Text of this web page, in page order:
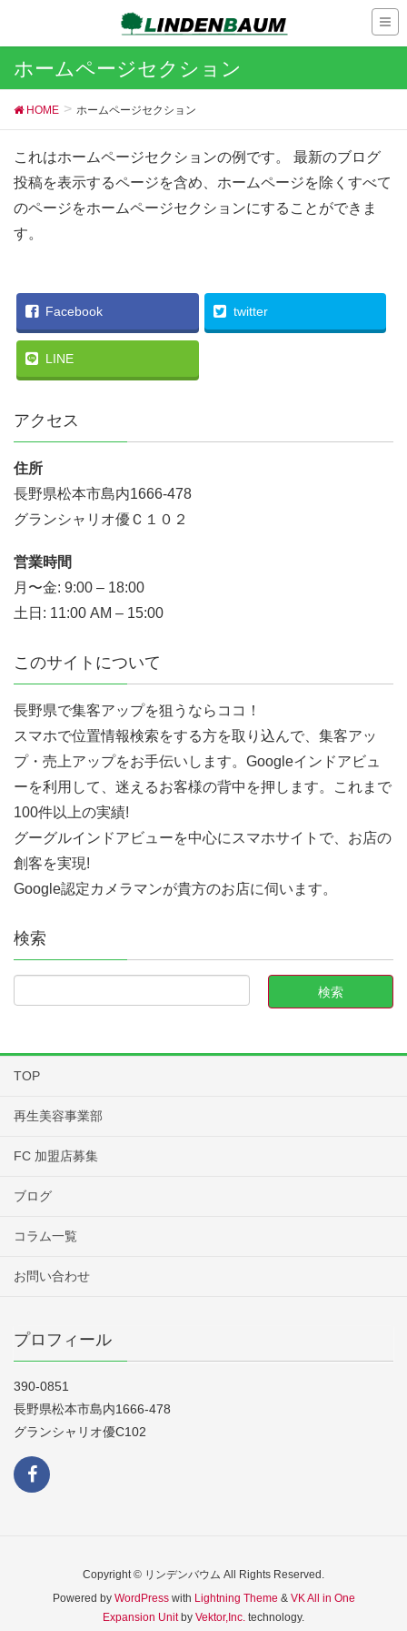
ホームページセクション
HOME ホームページセクション
これはホームページセクションの例です。 最新のブログ
投稿を表示するページを含め、ホームページを除くすべて
のページをホームページセクションにすることができま
す。
Facebook twitter
LINE
アクセス
住所
長野県松本市島内1666-478
グランシャリオ優Ｃ１０２
営業時間
月〜金: 9:00 – 18:00
土日: 11:00 AM – 15:00
このサイトについて
長野県で集客アップを狙うならココ！
スマホで位置情報検索をする方を取り込んで、集客アッ
プ・売上アップをお手伝いします。Googleインドアビュ
ーを利用して、迷えるお客様の背中を押します。これまで
100件以上の実績!
グーグルインドアビューを中心にスマホサイトで、お店の
創客を実現!
Google認定カメラマンが貴方のお店に伺います。
検索
TOP
再生美容事業部
FC 加盟店募集
ブログ
コラム一覧
お問い合わせ
プロフィール
390-0851
長野県松本市島内1666-478
グランシャリオ優C102
Copyright © リンデンバウム All Rights Reserved.
Powered by WordPresswith Lightning Theme & VK All in One
Expansion Unitby Vektor,Inc. technology.